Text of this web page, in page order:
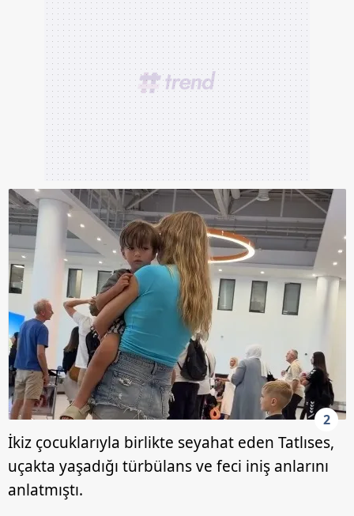
2
İkiz çocuklarıyla birlikte seyahat eden Tatlıses,
uçakta yaşadığı türbülans ve feci iniş anlarını
anlatmıştı.